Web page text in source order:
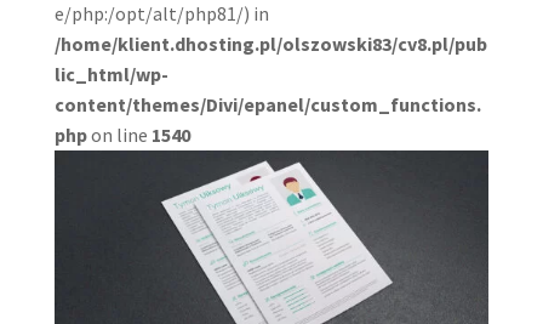
e/php:/opt/alt/php81/) in
/home/klient.dhosting.pl/olszowski83/cv8.pl/pub
lic_html/wp-
content/themes/Divi/epanel/custom_functions.
phpon line 1540